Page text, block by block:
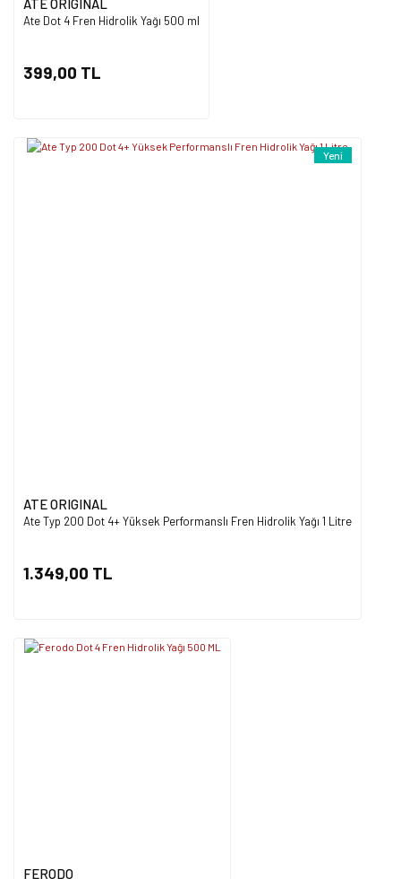
Ate Dot 4 Fren Hidrolik Yağı 500 ml
399,00 TL
Yeni
ATE ORIGINAL
Ate Typ 200 Dot 4+ Yüksek Performanslı Fren Hidrolik Yağı 1 Litre
1.349,00 TL
FERODO